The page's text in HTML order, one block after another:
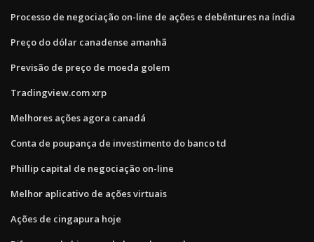
Processo de negociação on-line de ações e debêntures na índia
Preço do dólar canadense amanhã
Previsão de preço de moeda golem
Tradingview.com xrp
Melhores ações agora canadá
Conta de poupança de investimento do banco td
Phillip capital de negociação on-line
Melhor aplicativo de ações virtuais
Ações de cingapura hoje